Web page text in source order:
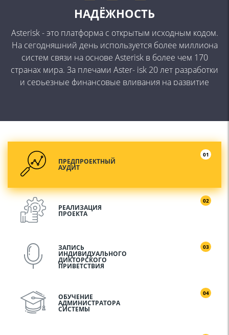
НАДЁЖНОСТЬ
Asterisk - это платформа с открытым исходным кодом.
На сегодняшний день используется более миллиона
систем связи на основе Asteriskв более чем 170
странах мира. За плечами Aster- isk 20 лет разработки
и серьезные финансовые вливания на развитие
непрерывной работы такого сервера может
ПРЕДПРОЕКТНЫЙ
АУДИТ
01
РЕАЛИЗАЦИЯ
ПРОЕКТА
02
ЗАПИСЬ
ИНДИВИДУАЛЬНОГО
ДИКТОРСКОГО
ПРИВЕТСТВИЯ
03
ОБУЧЕНИЕ
АДМИНИСТРАТОРА
СИСТЕМЫ
04